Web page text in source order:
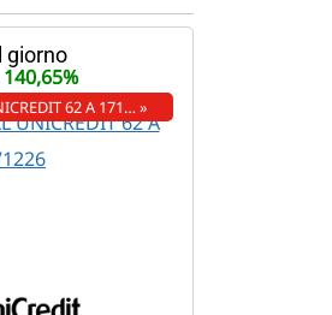
giorno
140,65%
62 A 171… »